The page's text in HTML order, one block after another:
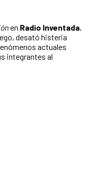
en Radio Inventada,
desató histeria
actuales
integrantes al